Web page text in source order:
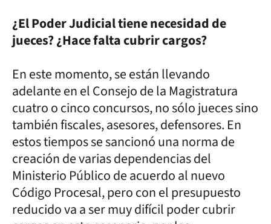
¿El Poder Judicial tiene necesidad de
jueces? ¿Hace falta cubrir cargos?
En este momento, se están llevando
adelante en el Consejo de la Magistratura
cuatro o cinco concursos, no sólo jueces sino
también fiscales, asesores, defensores. En
estos tiempos se sancionó una norma de
creación de varias dependencias del
Ministerio Público de acuerdo al nuevo
Código Procesal, pero con el presupuesto
reducido va a ser muy difícil poder cubrir